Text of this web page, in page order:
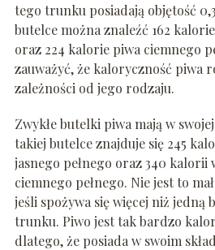
tego trunku posiadają objętość
butelce można znaleźć 162
oraz 224 kalorie piwa ciemnego
zauważyć, że kaloryczność piwa
zależności od jego rodzaju.
Zwykłe butelki piwa mają w
takiej butelce znajduje się 245
jasnego pełnego oraz 340
ciemnego pełnego. Nie jest to
jeśli spożywa się więcej niż jedną
trunku. Piwo jest tak bardzo
dlatego, że posiada w swoim